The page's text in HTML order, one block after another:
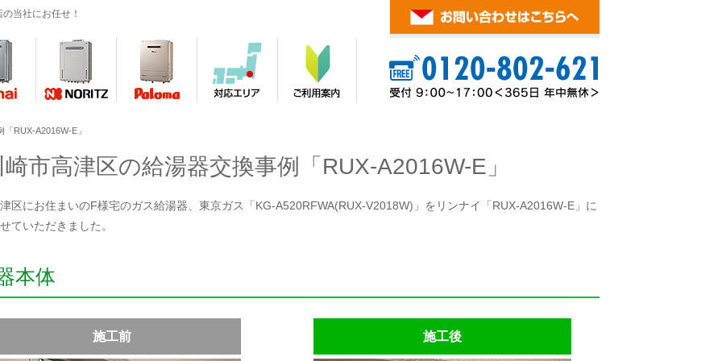
当社にお任せ！
RUX-A2016W-E」
崎市高津区の給湯器交換事例「RUX-A2016W-E」
区にお住まいのF様宅のガス給湯器、東京ガス「KG-A520RFWA(RUX-V2018W)」をリンナイ「RUX-A2016W-E」に
ていただきました。
本体
施工前 施工後